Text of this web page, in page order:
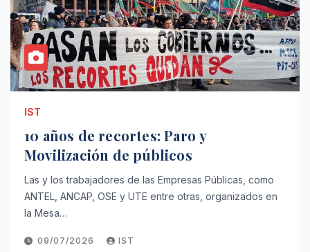
IST
10 años de recortes: Paro y
Movilización de públicos
Las y los trabajadores de las Empresas Públicas, como
ANTEL, ANCAP, OSE y UTE entre otras, organizados en
la Mesa…
09/07/2026 IST